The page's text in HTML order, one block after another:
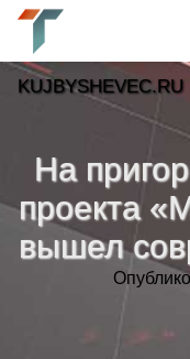
На
проекта
вышел
KUJBYSHEVEC.RU
Новости»
Тренды новостей
Рубрики»